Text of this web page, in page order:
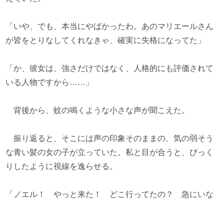
「いや、でも、本当にやばかったわ。あのマリエールさん
が皆をとりなしてくれなきゃ、確実に失格になってた」
「か、彼女は、強さだけではなく、人格的にも評価されて
いる人物ですから……」
背後から、蚊の鳴くような小さな声が聞こえた。
振り返ると、そこには声の印象そのままの、気の弱そう
な青い髪の女の子が立っていた。私と目が合うと、びっく
りしたように視線を逸らせる。
「ノエル！ やっと来た！ どこ行ってたの？ 急にいな